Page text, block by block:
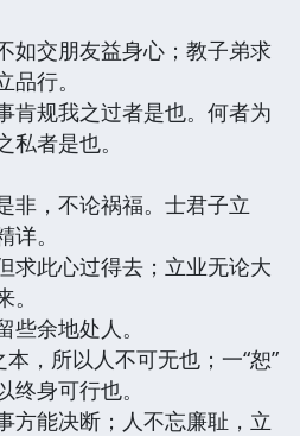
如交朋友益身心；教子弟求
行。
肯规我之过者是也。何者为
者是也。
非，不论祸福。士君子立
。
求此心过得去；立业无论大
余地处人。
，所以人不可无也；一“恕”
身可行也。
方能决断；人不忘廉耻，立